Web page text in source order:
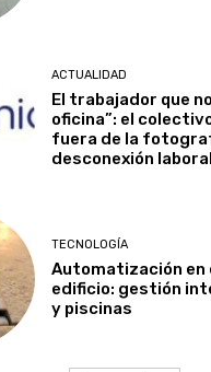
ACTUALIDAD
El trabajador que
oficina”: el
fuera de la
desconexión laboral
TECNOLOGÍA
Automatización en
edificio: gestión
y piscinas